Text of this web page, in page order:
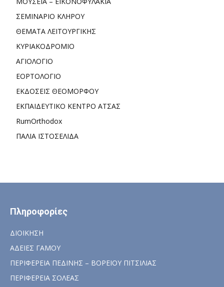
ΣΕΜΙΝΑΡΙΟ ΚΛΗΡΟΥ
ΘΕΜΑΤΑ ΛΕΙΤΟΥΡΓΙΚΗΣ
ΚΥΡΙΑΚΟΔΡΟΜΙΟ
ΑΓΙΟΛΟΓΙΟ
ΕΟΡΤΟΛΟΓΙΟ
ΕΚΔΟΣΕΙΣ ΘΕΟΜΟΡΦΟΥ
ΕΚΠΑΙΔΕΥΤΙΚΟ ΚΕΝΤΡΟ ΑΤΣΑΣ
RumOrthodox
ΠΑΛΙΑ ΙΣΤΟΣΕΛΙΔΑ
Πληροφορίες
ΔΙΟΙΚΗΣΗ
ΑΔΕΙΕΣ ΓΑΜΟΥ
ΠΕΡΙΦΕΡΕΙΑ ΠΕΔΙΝΗΣ – ΒΟΡΕΙΟΥ ΠΙΤΣΙΛΙΑΣ
ΠΕΡΙΦΕΡΕΙΑ ΣΟΛΕΑΣ